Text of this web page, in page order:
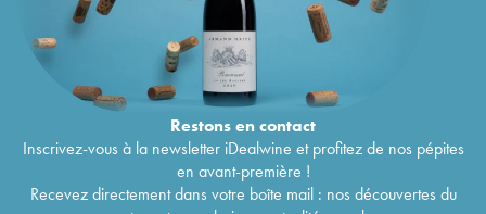
Restons encontact
Inscrivez-vous à la newsletter iDealwine et profitez de nos pépites
en avant-première !
Recevez directement dans votre boîte mail : nos découvertes du